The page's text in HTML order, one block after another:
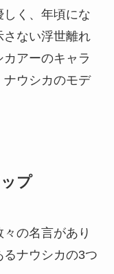
く、年頃にな
さない浮世離れ
アーのキャラ
ナウシカのモデ
プ
の名言があり
ナウシカの3つ